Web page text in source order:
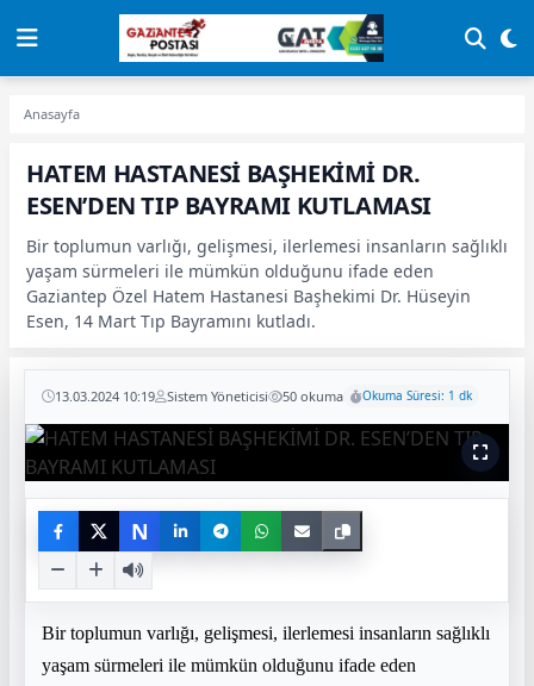
Anasayfa
HATEM HASTANESİ BAŞHEKİMİ DR.
ESEN’DEN TIP BAYRAMI KUTLAMASI
Bir toplumun varlığı, gelişmesi, ilerlemesi insanların sağlıklı
yaşam sürmeleri ile mümkün olduğunu ifade eden
Gaziantep Özel Hatem Hastanesi Başhekimi Dr. Hüseyin
Esen, 14 Mart Tıp Bayramını kutladı.
13.03.2024 10:19 Sistem Yöneticisi 50 okuma Okuma Süresi: 1 dk
N
Bir toplumun varlığı, gelişmesi, ilerlemesi insanların sağlıklı
yaşam sürmeleri ile mümkün olduğunu ifade eden